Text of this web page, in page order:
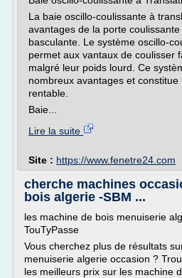
La baie oscillo-coulissante à
avantages de la porte
basculante. Le système oscillo-
permet aux vantaux de coulisser
malgré leur poids lourd. Ce
nombreux avantages et
rentable.
Baie...
Lire la suite
Site : https://www.fenetre24.com
cherche machines
bois algerie -SBM ...
les machine de bois menuiserie
TouTyPasse
Vous cherchez plus de résultats
menuiserie algerie occasion ?
les meilleurs prix sur les machine